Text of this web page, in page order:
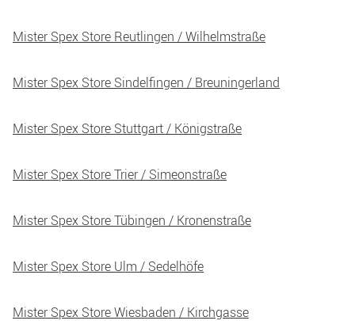
Mister Spex Store Reutlingen / Wilhelmstraße
Mister Spex Store Sindelfingen / Breuningerland
Mister Spex Store Stuttgart / Königstraße
Mister Spex Store Trier / Simeonstraße
Mister Spex Store Tübingen / Kronenstraße
Mister Spex Store Ulm / Sedelhöfe
Mister Spex Store Wiesbaden / Kirchgasse